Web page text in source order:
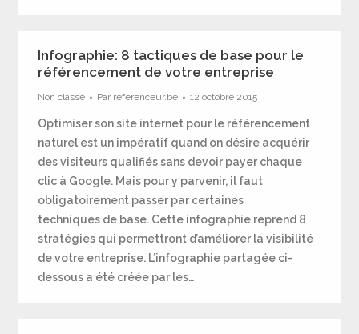
Infographie: 8 tactiques de base pour le
référencement de votre entreprise
Non classé Par referenceur.be 12 octobre 2015
Optimiser son site internet pour le référencement
naturel est un impératif quand on désire acquérir
des visiteurs qualifiés sans devoir payer chaque
clic à Google. Mais pour y parvenir, il faut
obligatoirement passer par certaines
techniques de base. Cette infographie reprend 8
stratégies qui permettront d’améliorer la visibilité
de votre entreprise. L’infographie partagée ci-
dessous a été créée par les…